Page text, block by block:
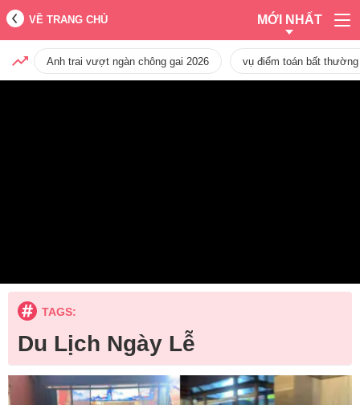
VỀ TRANG CHỦ MỚI NHẤT
Anh trai vượt ngàn chông gai 2026 vụ điểm toán bất
TAGS:
Du Lịch Ngày Lễ